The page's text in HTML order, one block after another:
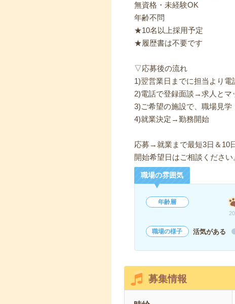
無資格・未経験OK
年齢不問
★10名以上採用予定
★履歴書は不要です
▽応募後の流れ
1)翌営業日までに担当より
2)電話で登録面談→求人とマ
3)ご希望の施設で、職場見学
4)就業決定→勤務開始
応募→就業まで最短3日＆10
開始希望日はご相談くださ
職場の雰囲気
年齢層
職場の様子 活気がある
募集情報